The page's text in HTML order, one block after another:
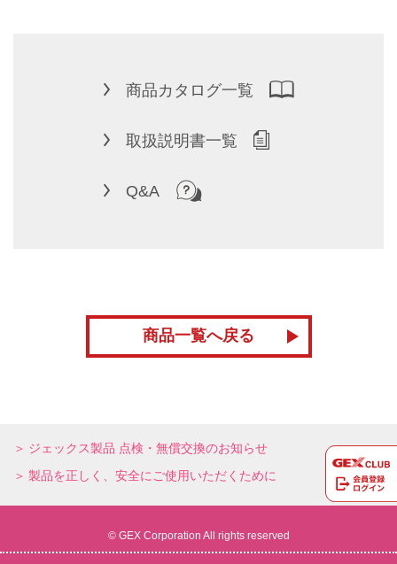
商品カタログ一覧
取扱説明書一覧
Q&A
商品一覧へ戻る
ジェックス製品 点検・無償交換のお知らせ
製品を正しく、安全にご使用いただくために
© GEX Corporation All rights reserved